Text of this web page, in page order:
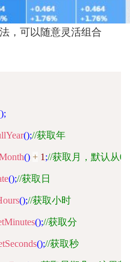
，可以随意灵活组合
);
();//获取年
() + 1 ;//获取月，默认从0
();//获取日
();//获取小时
();//获取分
();//获取秒